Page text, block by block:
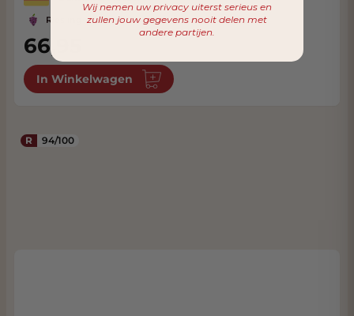
Riesling
66,95
In Winkelwagen
R 94/100
Wij nemen uw privacy uiterst serieus en
zullen jouw gegevens nooit delen met
andere partijen.